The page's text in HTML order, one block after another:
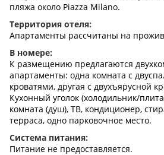
пляжа около Piazza Milano.
Территория отеля:
Апартаменты рассчитаны на
В номере:
К размещению предлагаются
апартаменты: одна комната с
кроватями, другая с двухъярусной
Кухонный уголок (холодильник/
комната (душ), ТВ, кондиционер,
терраса, одно парковочное место.
Система питания:
Питание не предоставляется.